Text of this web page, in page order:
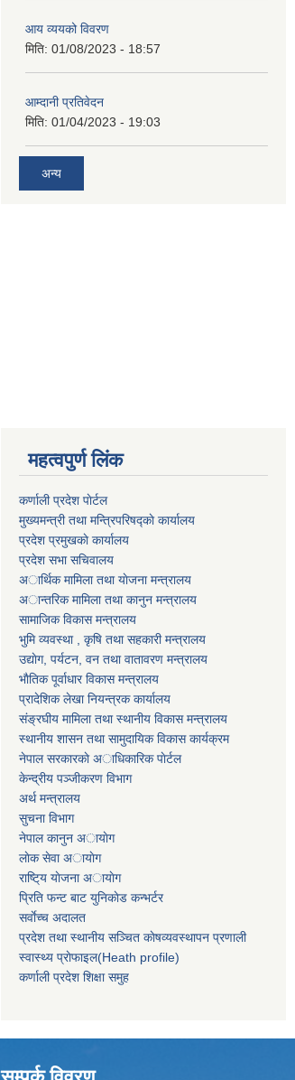
आय व्ययको विवरण
मिति: 01/08/2023 - 18:57
आम्दानी प्रतिवेदन
मिति: 01/04/2023 - 19:03
अन्य
महत्वपुर्ण लिंक
कर्णाली प्रदेश पाेर्टल
मुख्यमन्त्री तथा मन्त्रिपरिषद्काे कार्यालय
प्रदेश प्रमुखकाे कार्यालय
प्रदेश सभा सचिवालय
अार्थिक मामिला तथा याेजना मन्त्रालय
अान्तरिक मामिला तथा कानुन मन्त्रालय
सामाजिक विकास मन्त्रालय
भुमि व्यवस्था , कृषि तथा सहकारी मन्त्रालय
उद्याेग, पर्यटन, वन तथा वातावरण मन्त्रालय
भाैतिक पूर्वाधार विकास मन्त्रालय
प्रादेशिक लेखा नियन्त्रक कार्यालय
संङ्रघीय मामिला तथा स्थानीय विकास मन्त्रालय
स्थानीय शासन तथा सामुदायिक विकास कार्यक्रम
नेपाल सरकारकाे अाधिकारिक पाेर्टल
केन्द्रीय पञ्जीकरण विभाग
अर्थ मन्त्रालय
सुचना विभाग
नेपाल कानुन अायाेग
लाेक सेवा अायाेग
राष्टि्य याेजना अायाेग
प्रिति फन्ट बाट युनिकाेड कन्भर्टर
सर्वाेच्च अदालत
प्रदेश तथा स्थानीय सञ्चित काेषव्यवस्थापन प्रणाली
स्वास्थ्य प्राेफाइल(Heath profile)
कर्णाली प्रदेश शिक्षा समुह